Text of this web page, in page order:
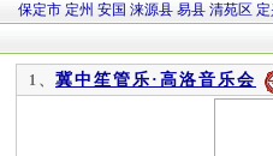
保定市 定州 安国 涞源县 易县 清苑区
1、 冀中笙管乐·高洛音乐会